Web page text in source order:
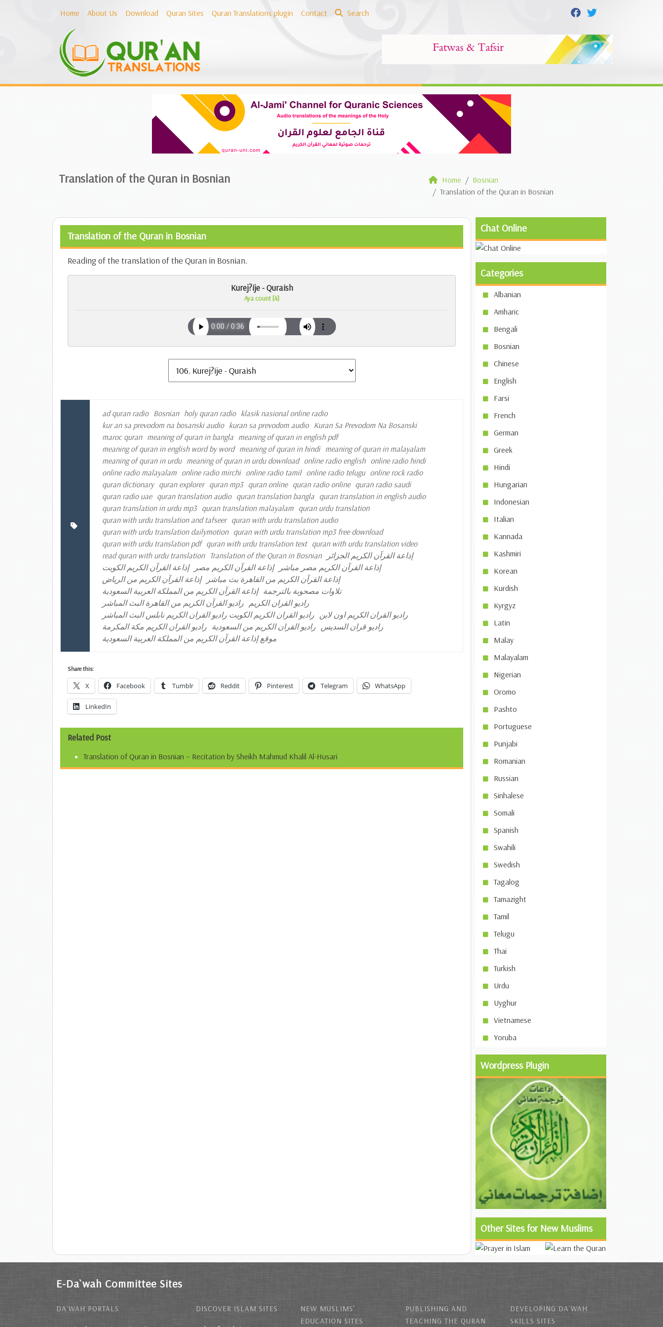
Home About Us Download Quran Sites Quran Translations plugin Contact Search
Translation of the Quran in Bosnian Home
Bosnian
Translation of the Quran in Bosnian
Translation of the Quran in Bosnian
Reading of the translation of the Quran in Bosnian.
Kurej?ije - Quraish
Aya count [4]
ad quran radio Bosnian holy quran radio klasik nasional online radio
kur an sa prevodom na bosanski audio kuran sa prevodom audio Kuran Sa Prevodom Na Bosanski
maroc quran meaning of quran in bangla meaning of quran in english pdf
meaning of quran in english word by word meaning of quran in hindi meaning of quran in malayalam
meaning of quran in urdu meaning of quran in urdu download online radio english online radio hindi
online radio malayalam online radio mirchi online radio tamil online radio telugu online rock radio
quran dictionary quran explorer quran mp3 quran online quran radio online quran radio saudi
quran radio uae quran translation audio quran translation bangla quran translation in english audio
quran translation in urdu mp3 quran translation malayalam quran urdu translation
quran with urdu translation and tafseer quran with urdu translation audio
quran with urdu translation dailymotion quran with urdu translation mp3 free download
quran with urdu translation pdf quran with urdu translation text quran with urdu translation video
read quran with urdu translation Translation of the Quran in Bosnian
إذاعة القرآن الكريم الجزائر
إذاعة القرآن الكريم الكويت
إذاعة القرآن الكريم مصر
إذاعة القرآن الكريم مصر مباشر
إذاعة القرآن الكريم من الرياض
إذاعة القرآن الكريم من القاهرة بث مباشر
إذاعة القرآن الكريم من المملكة العربية السعودية تلاوات مصحوبة بالترجمة
راديو القرآن الكريم من القاهرة البث المباشر راديو القران الكريم
راديو القران الكريم الكويت راديو القران الكريم نابلس البث المباشر راديو القران الكريم اون لاين
راديو القران الكريم مكة المكرمة راديو القران الكريم من السعودية راديو قران السديس
موقع إذاعة القرآن الكريم من المملكة العربية السعودية
Share this:
X Facebook Tumblr Reddit Pinterest Telegram WhatsApp
LinkedIn
Related Post
Translation of Quran in Bosnian – Recitation by Sheikh Mahmud Khalil Al-Husari
Chat Online
Categories
Albanian
Amharic
Bengali
Bosnian
Chinese
English
Farsi
French
German
Greek
Hindi
Hungarian
Indonesian
Italian
Kannada
Kashmiri
Korean
Kurdish
Kyrgyz
Latin
Malay
Malayalam
Nigerian
Oromo
Pashto
Portuguese
Punjabi
Romanian
Russian
Sinhalese
Somali
Spanish
Swahili
Swedish
Tagalog
Tamazight
Tamil
Telugu
Thai
Turkish
Urdu
Uyghur
Vietnamese
Yoruba
Wordpress Plugin
Other Sites for New Muslims
E-Da`wah Committee Sites
DA`WAH PORTALS DISCOVER ISLAM SITES
NEW MUSLIMS’
EDUCATION SITES
PUBLISHING AND
TEACHING THE QURAN
DEVELOPING DA`WAH
SKILLS SITES